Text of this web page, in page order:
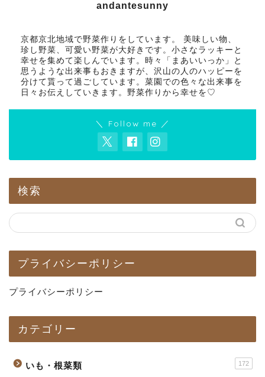
andantesunny
京都京北地域で野菜作りをしています。 美味しい物、
珍し野菜、可愛い野菜が大好きです。小さなラッキーと
幸せを集めて楽しんでいます。時々「まあいいっか」と
思うような出来事もおきますが、沢山の人のハッピーを
分けて貰って過ごしています。菜園での色々な出来事を
日々お伝えしていきます。野菜作りから幸せを♡
＼ Follow me ／
検索
プライバシーポリシー
プライバシーポリシー
カテゴリー
いも・根菜類 172